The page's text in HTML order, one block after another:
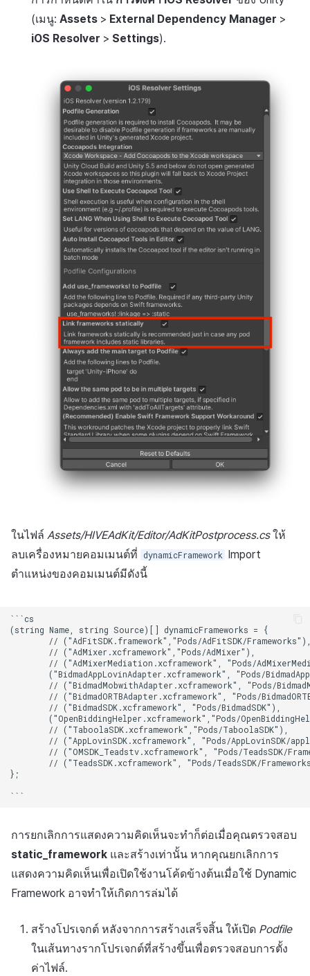
(เมนู: Assets> External Dependency Manager >
iOS Resolver > Settings).
ในไฟล์ Assets/HIVEAdKit/Editor/AdKitPostprocess.csให้
ลบเครื่องหมายคอมเมนต์ที่
dynamicFramework Import
ตำแหน่งของคอมเมนต์มีดังนี้
```cs
(string Name, string Source)[] dynamicFrameworks = {
// ("AdFitSDK.framework","Pods/AdFitSDK/
        // ("AdMixer.xcframework","Pods/AdMixer"),
// ("AdMixerMediation.xcframework", "Pods/
("BidmadAppLovinAdapter.xcframework", "Pods/
// ("BidmadMobwithAdapter.xcframework", "Pods/
// ("BidmadORTBAdapter.xcframework", "Pods/
        // ("BidmadSDK.xcframework", "Pods/BidmadSDK"),
("OpenBiddingHelper.xcframework","Pods/
        // ("TaboolaSDK.xcframework","Pods/TaboolaSDK"),
// ("AppLovinSDK.xcframework", "Pods/AppLovinSDK/
// ("OMSDK_Teadstv.xcframework", "Pods/TeadsSDK/
// ("TeadsSDK.xcframework", "Pods/TeadsSDK/
};
การยกเลิกการแสดงความคิดเห็นจะทำก็ต่อเมื่อคุณตรวจสอบ
static_framework และสร้างเท่านั้น หากคุณยกเลิกการ
แสดงความคิดเห็นเพื่อเปิดใช้งานโค้ดข้างต้นเมื่อใช้ Dynamic
Framework อาจทำให้เกิดการล่มได้
สร้างโปรเจกต์ หลังจากการสร้างเสร็จสิ้น ให้เปิด Podfile
ในเส้นทางรากโปรเจกต์ที่สร้างขึ้นเพื่อตรวจสอบการตั้ง
ค่าไฟล์.